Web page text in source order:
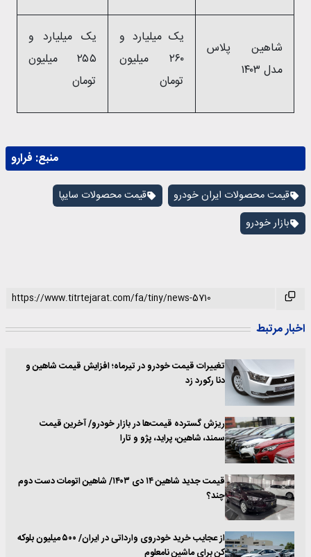
شاهین پلاس
مدل ۱۴۰۳
یک میلیارد و
۲۶۰ میلیون
تومان
یک میلیارد و
۲۵۵ میلیون
تومان
منبع: فرارو
قیمت محصولات ایران خودرو
قیمت محصولات سایپا
بازار خودرو
اخبار مرتبط
تغییرات قیمت خودرو در تیرماه؛ افزایش قیمت شاهین و
دنا رکورد زد
ریزش گسترده قیمت‌ها در بازار خودرو/ آخرین قیمت
سمند، شاهین، پراید، پژو و تارا
قیمت جدید شاهین ۱۴ دی ۱۴۰۳/ شاهین اتومات دست دوم
چند؟
از عجایب خرید خودروی وارداتی در ایران/ ۵۰۰ میلیون بلوکه
کن برای ماشین نامعلوم